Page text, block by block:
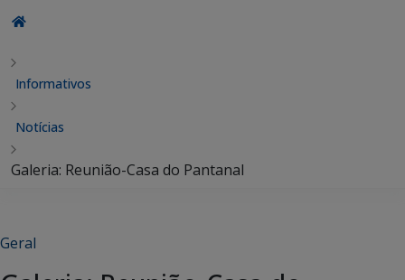
Informativos
Notícias
Galeria: Reunião-Casa do Pantanal
Geral